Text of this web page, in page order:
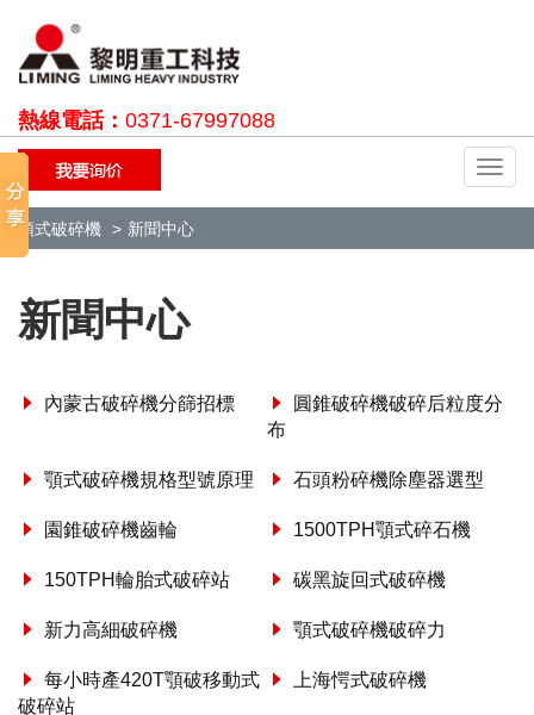
熱線電話： 0371-67997088
切
換
顎式破碎機 新聞中心
新聞中心
內蒙古破碎機分篩招標
圓錐破碎機破碎后粒度分
布
顎式破碎機規格型號原理 石頭粉碎機除塵器選型
園錐破碎機齒輪 1500TPH顎式碎石機
150TPH輪胎式破碎站 碳黑旋回式破碎機
新力高細破碎機 顎式破碎機破碎力
每小時產420T顎破移動式
破碎站
上海愕式破碎機